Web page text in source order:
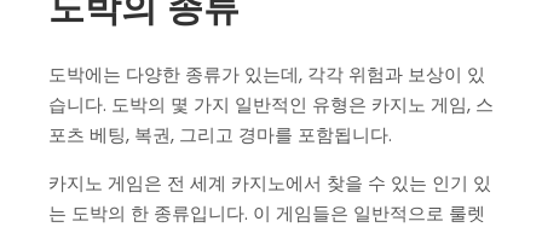
도박에는 다양한 종류가 있는데, 각각 위험과 보상이 있
습니다. 도박의 몇 가지 일반적인 유형은 카지노 게임, 스
포츠 베팅, 복권, 그리고 경마를 포함됩니다.
카지노 게임은 전 세계 카지노에서 찾을 수 있는 인기 있
는 도박의 한 종류입니다. 이 게임들은 일반적으로 룰렛